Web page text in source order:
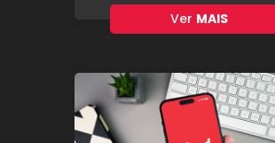
Ver MAIS